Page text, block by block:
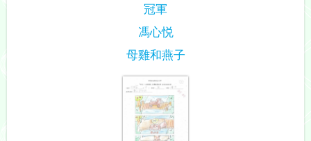
冠軍
馮心悦
母雞和燕子